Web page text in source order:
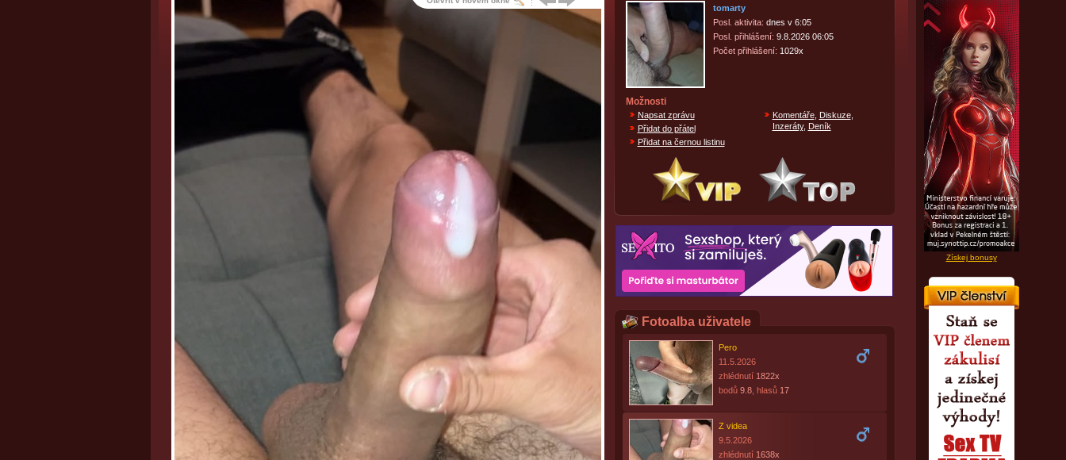
Získej bonusy
tomarty
Posl. aktivita: dnes v 6:05
Posl. přihlášení: 9.8.2026 06:05
Počet přihlášení: 1029x
Možnosti
Napsat zprávu
Přidat do přátel
Přidat na černou listinu
Komentáře, Diskuze,
Inzeráty, Deník
Fotoalba uživatele
Pero
11.5.2026
zhlédnutí 1822x
bodů 9.8, hlasů 17
Z videa
9.5.2026
zhlédnutí 1638x